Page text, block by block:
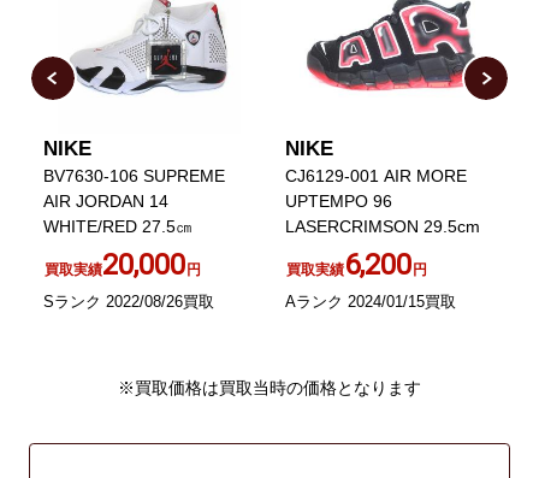
NIKE
BV7630-106 SUPREME
AIR JORDAN 14
WHITE/RED 27.5㎝
買取実績20,000円
Sランク 2022/08/26買取
NIKE
CJ6129-001 AIR MORE
UPTEMPO 96
LASERCRIMSON 29.5cm
買取実績6,200円
Aランク 2024/01/15買取
※買取価格は買取当時の価格となります